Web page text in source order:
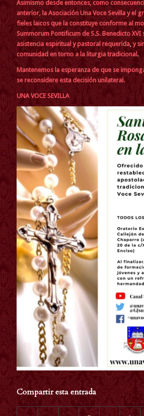
Asimismo desde entonces, como
anterior, la Asociación Una Voce Sevilla y el
fieles laicos que la constituye conforme al
Summorum Pontificum de S.S. Benedicto XVI
asistencia espiritual y pastoral requerida, y
comunidad en torno a la liturgia tradicional.
Mantenemos la esperanza de que se
se reconsidere esta decisión unilateral.
UNA VOCE SEVILLA
Compartir esta entrada